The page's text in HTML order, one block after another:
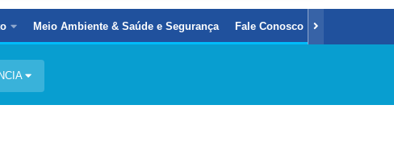
Meio Ambiente & Saúde e Segurança Fale Conosco